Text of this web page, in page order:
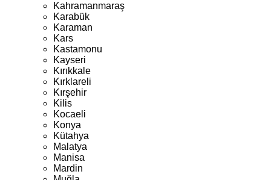
Kahramanmaraş
Karabük
Karaman
Kars
Kastamonu
Kayseri
Kırıkkale
Kırklareli
Kırşehir
Kilis
Kocaeli
Konya
Kütahya
Malatya
Manisa
Mardin